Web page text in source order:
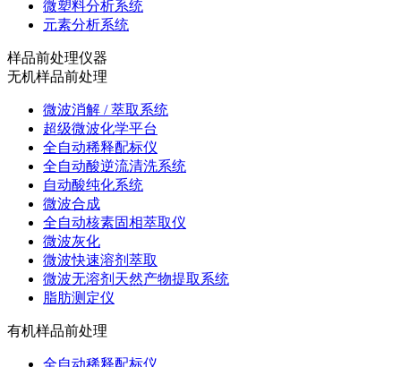
微塑料分析系统
元素分析系统
样品前处理仪器
无机样品前处理
微波消解 / 萃取系统
超级微波化学平台
全自动稀释配标仪
全自动酸逆流清洗系统
自动酸纯化系统
微波合成
全自动核素固相萃取仪
微波灰化
微波快速溶剂萃取
微波无溶剂天然产物提取系统
脂肪测定仪
有机样品前处理